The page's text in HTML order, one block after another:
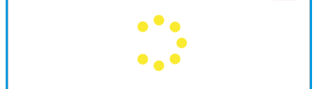
Írország
Város:Dublin
Utazás módja:
Repülővel
Reggeli
Szálláskategória:Program szerint
2 ágyas szoba